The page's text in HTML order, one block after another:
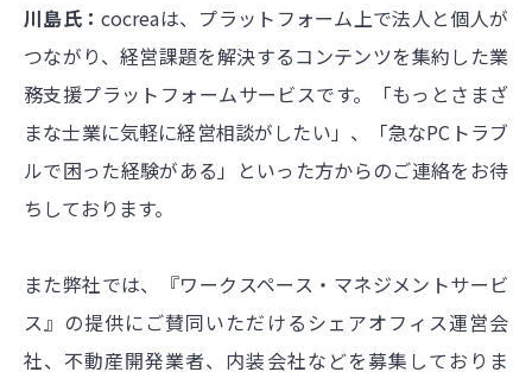
川島氏：cocreaは、プラットフォーム上で法人と個人が
つながり、経営課題を解決するコンテンツを集約した業
務支援プラットフォームサービスです。「もっとさまざ
まな士業に気軽に経営相談がしたい」、「急なPCトラブ
ルで困った経験がある」といった方からのご連絡をお待
ちしております。
また弊社では、『ワークスペース・マネジメントサービ
ス』の提供にご賛同いただけるシェアオフィス運営会
社、不動産開発業者、内装会社などを募集しておりま